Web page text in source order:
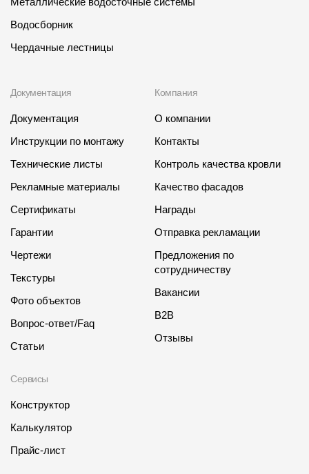
Водосборник
Чердачные лестницы
Документация
Документация
Инструкции по монтажу
Технические листы
Рекламные материалы
Сертификаты
Гарантии
Чертежи
Текстуры
Фото объектов
Вопрос-ответ/Faq
Статьи
Сервисы
Конструктор
Калькулятор
Прайс-лист
Компания
О компании
Контакты
Контроль качества кровли
Качество фасадов
Награды
Отправка рекламации
Предложения по
сотрудничеству
Вакансии
B2B
Отзывы